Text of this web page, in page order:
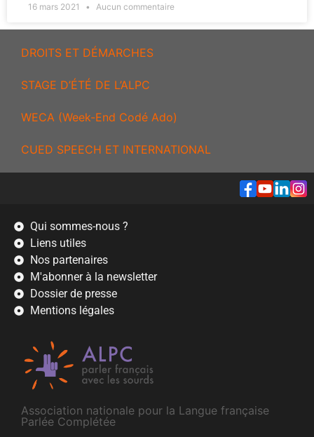
16 mars 2021 Aucun commentaire
DROITS ET DÉMARCHES
STAGE D’ÉTÉ DE L’ALPC
WECA (Week-End Codé Ado)
CUED SPEECH ET INTERNATIONAL
Association nationale pour la Langue française
Parlée Complétée
Qui sommes-nous ?
Liens utiles
Nos partenaires
M'abonner à la newsletter
Dossier de presse
Mentions légales